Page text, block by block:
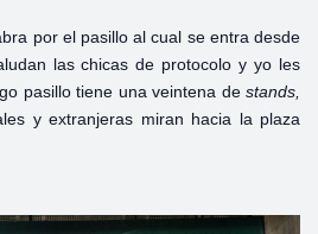
por el pasillo al cual se entra desde
las chicas de protocolo y yo les
pasillo tiene una veintena de stands,
y extranjeras miran hacia la plaza